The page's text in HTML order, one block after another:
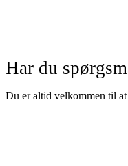
Har du
Du er altid velkommen til at